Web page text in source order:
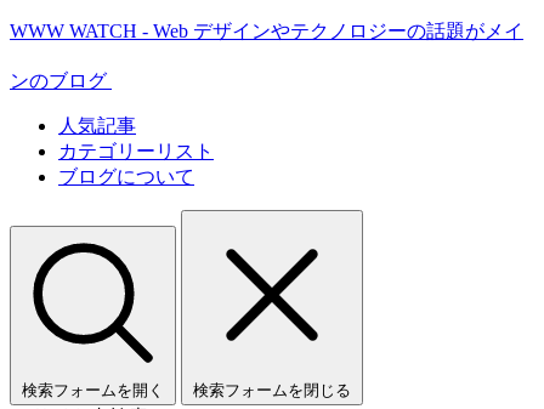
WWW WATCH - Web デザインやテクノロジーの話題がメイ
ンのブログ
人気記事
カテゴリーリスト
ブログについて
検索フォームを開く 検索フォームを閉じる